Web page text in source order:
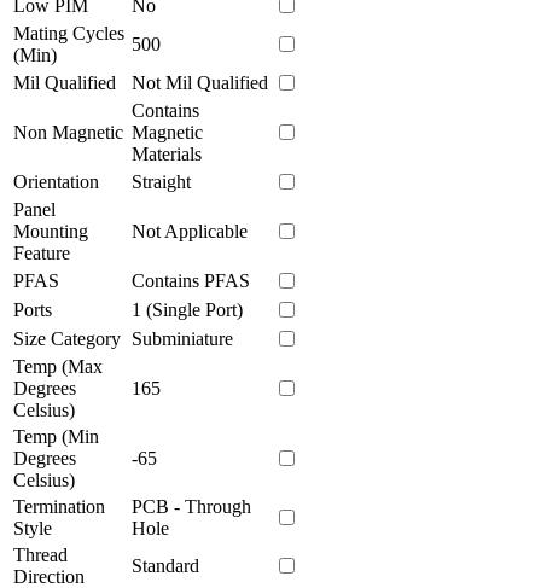
Low PIM
No
Mating Cycles
(Min)
500
Mil Qualified
Not Mil Qualified
Non Magnetic
Contains
Magnetic
Materials
Orientation
Straight
Panel
Mounting
Feature
Not Applicable
PFAS
Contains PFAS
Ports
1 (Single Port)
Size Category Subminiature
Temp (Max
Degrees
Celsius)
165
Temp (Min
Degrees
Celsius)
-65
Termination
Style
PCB - Through
Hole
Thread
Direction
Standard